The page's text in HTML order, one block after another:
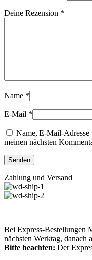
Deine Rezension *
Name *
E-Mail *
Name, E-Mail-Adresse
meinen nächsten
Zahlung und Versand
Bei Express-Bestellungen
nächsten Werktag, danach
Bitte beachten: Der